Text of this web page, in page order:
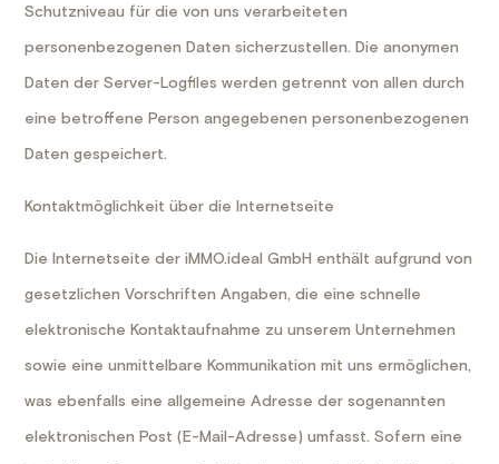
Schutzniveau für die von uns verarbeiteten
personenbezogenen Daten sicherzustellen. Die anonymen
Daten der Server-Logfiles werden getrennt von allen durch
eine betroffene Person angegebenen personenbezogenen
Daten gespeichert.
Kontaktmöglichkeit über die Internetseite
Die Internetseite der iMMO.ideal GmbH enthält aufgrund von
gesetzlichen Vorschriften Angaben, die eine schnelle
elektronische Kontaktaufnahme zu unserem Unternehmen
sowie eine unmittelbare Kommunikation mit uns ermöglichen,
was ebenfalls eine allgemeine Adresse der sogenannten
elektronischen Post (E-Mail-Adresse) umfasst. Sofern eine